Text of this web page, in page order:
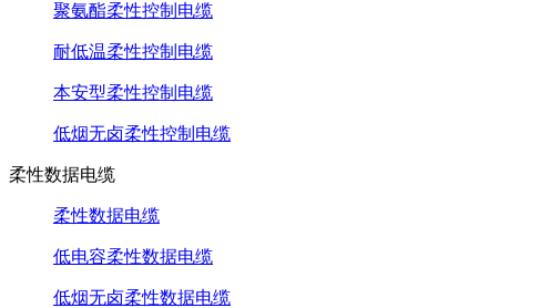
聚氨酯柔性控制电缆
耐低温柔性控制电缆
本安型柔性控制电缆
低烟无卤柔性控制电缆
柔性数据电缆
柔性数据电缆
低电容柔性数据电缆
低烟无卤柔性数据电缆